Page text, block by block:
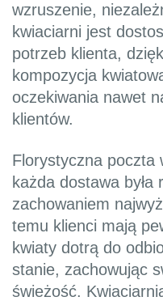
wzruszenie,
kwiaciarni jest
potrzeb klienta,
kompozycja
oczekiwania nawet
klientów.
Florystyczna poczta
każda dostawa
zachowaniem
temu klienci mają
kwiaty dotrą do
stanie, zachowując
świeżość.